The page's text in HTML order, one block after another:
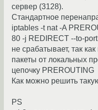
сервер (3128).
Стандартное
iptables -t nat -A
80 -j REDIRECT --to-
не срабатывает, так
пакеты от локальных
цепочку PREROUTING
Как можно решить
PS